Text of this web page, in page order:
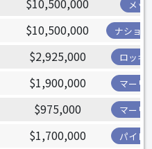
メッ
$10,500,000 ナショ
$2,925,000 ロッキ
$1,900,000 マーリ
$975,000 マーリ
$1,700,000 パイレ